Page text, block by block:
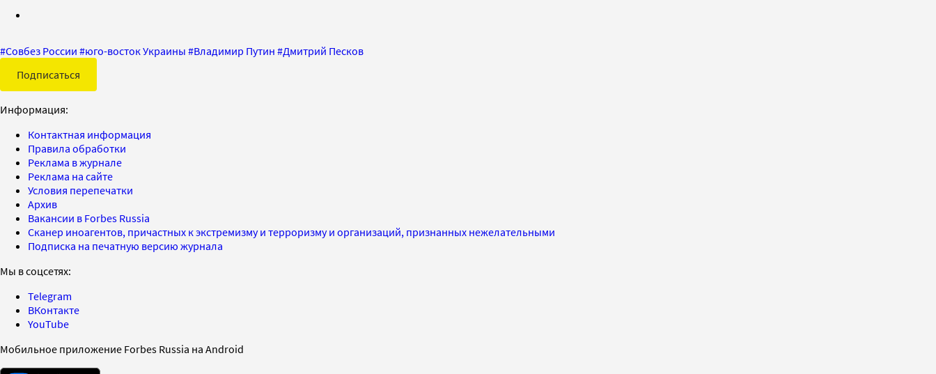
#Совбез России #юго-восток Украины #Владимир Путин #Дмитрий Песков
Подписаться
Информация:
Контактная информация
Правила обработки
Реклама в журнале
Реклама на сайте
Условия перепечатки
Архив
Вакансии в Forbes Russia
Сканер иноагентов, причастных к экстремизму и терроризму и организаций, признанных нежелательными
Подписка на печатную версию журнала
Мы в соцсетях:
Telegram
ВКонтакте
YouTube
Мобильное приложение Forbes Russia на Android